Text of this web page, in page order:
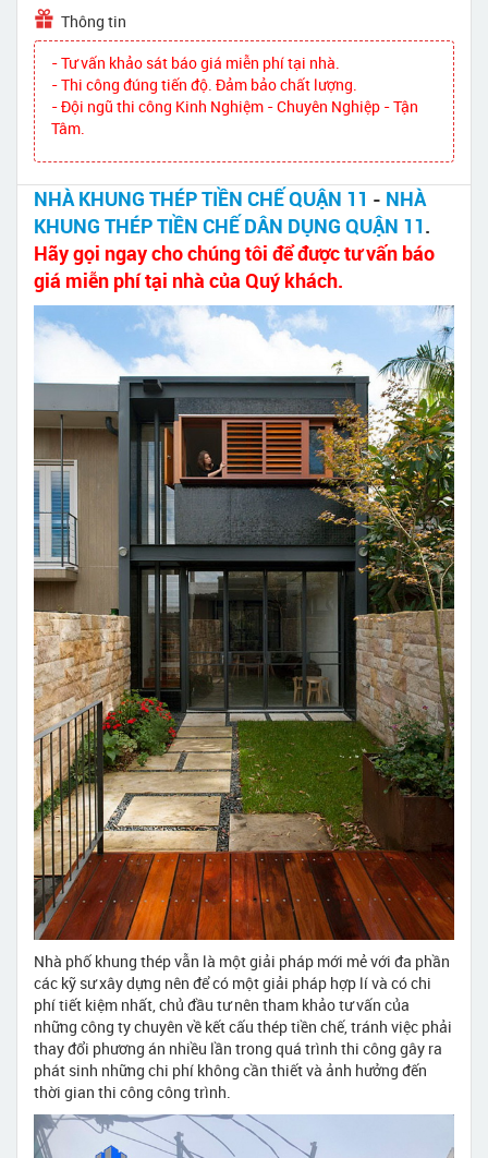
Thông tin
- Tư vấn khảo sát báo giá miễn phí tại nhà.
- Thi công đúng tiến độ. Đảm bảo chất lượng.
- Đội ngũ thi công Kinh Nghiệm - Chuyên Nghiệp - Tận
Tâm.
NHÀ KHUNG THÉP TIỀN CHẾ QUẬN 11 - NHÀ
KHUNG THÉP TIỀN CHẾ DÂN DỤNG QUẬN 11.
Hãy gọi ngay cho chúng tôi để được tư vấn báo
giá miễn phí tại nhà của Quý khách.
Nhà phố khung thép vẫn là một giải pháp mới mẻ với đa phần
các kỹ sư xây dựng nên để có một giải pháp hợp lí và có chi
phí tiết kiệm nhất, chủ đầu tư nên tham khảo tư vấn của
những công ty chuyên về kết cấu thép tiền chế, tránh việc phải
thay đổi phương án nhiều lần trong quá trình thi công gây ra
phát sinh những chi phí không cần thiết và ảnh hưởng đến
thời gian thi công công trình.